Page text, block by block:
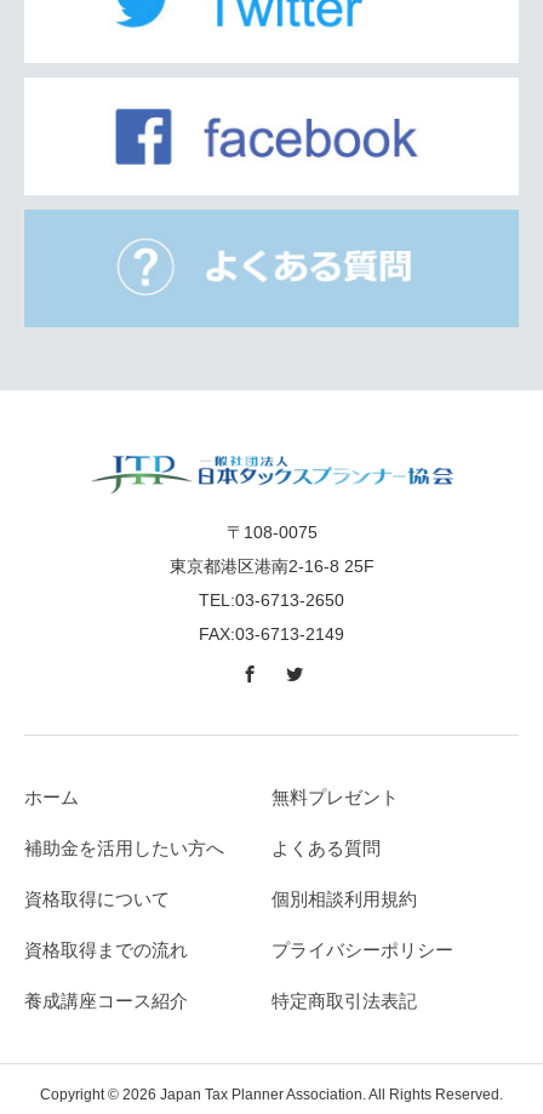
〒108-0075
東京都港区港南2-16-8 25F
TEL:03-6713-2650
FAX:03-6713-2149
ホーム
補助金を活用したい方へ
資格取得について
資格取得までの流れ
養成講座コース紹介
無料プレゼント
よくある質問
個別相談利用規約
プライバシーポリシー
特定商取引法表記
Copyright © 2026 Japan Tax Planner Association. All Rights Reserved.